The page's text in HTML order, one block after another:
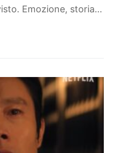
Emozione, storia…